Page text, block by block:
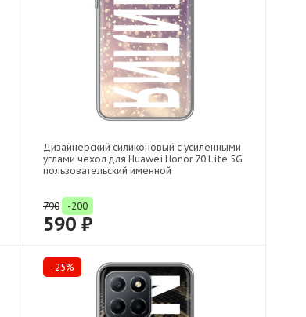
Дизайнерский силиконовый с усиленными
углами чехол для Huawei Honor 70 Lite 5G
пользовательский именной
790 -200
590 ₽
-25%